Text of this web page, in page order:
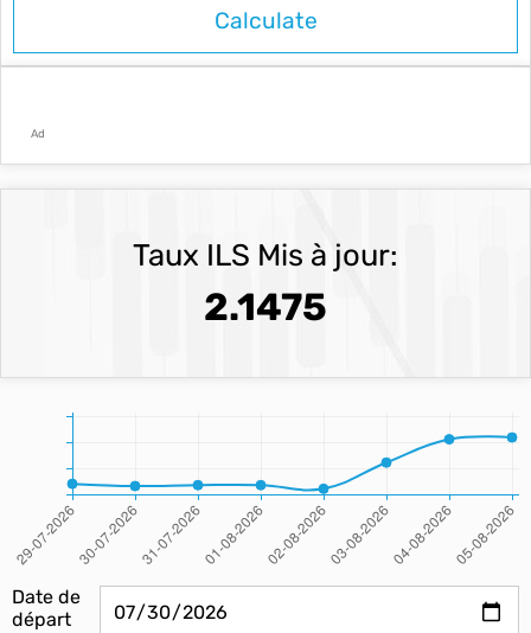
Ad
Taux ILS Mis à jour:
2.1475
Date de
départ